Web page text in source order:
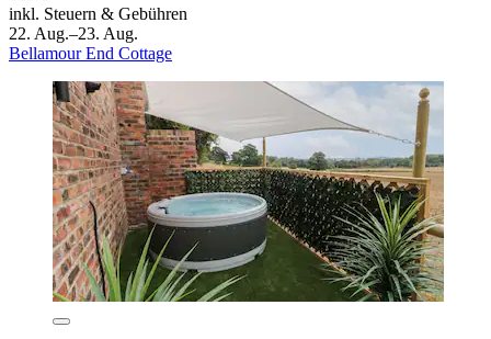
inkl. Steuern & Gebühren
22. Aug.–23. Aug.
Bellamour End Cottage